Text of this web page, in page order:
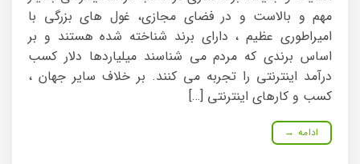
مهم و بالاست و در فضای مجازی، غول های بزرگی با
امیراطوری عظیم ، دارای برند شناخته شده هستند و بر
اساس برندی که مردم می شناسند میلیاردها دلار کسب
درآمد اینترنتی را تجربه می کنند. بر خلاف سایر جهان ،
کسب و کارهای اینترنتی […]
ادامه →